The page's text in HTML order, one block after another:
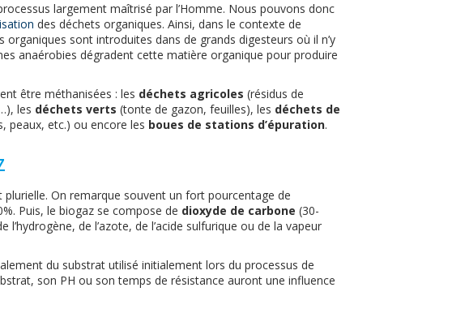
largement maîtrisé par l’Homme. Nous pouvons donc
des déchets organiques. Ainsi, dans le contexte de
organiques sont introduites dans de grands digesteurs où il n’y
anaérobies dégradent cette matière organique pour produire
être méthanisées : les déchets agricoles (résidus de
les déchets verts (tonte de gazon, feuilles), les déchets de
peaux, etc.) ou encore les boues de stations d’épuration.
On remarque souvent un fort pourcentage de
Puis, le biogaz se compose de dioxyde de carbone (30-
de l’azote, de l’acide sulfurique ou de la vapeur
du substrat utilisé initialement lors du processus de
son PH ou son temps de résistance auront une influence